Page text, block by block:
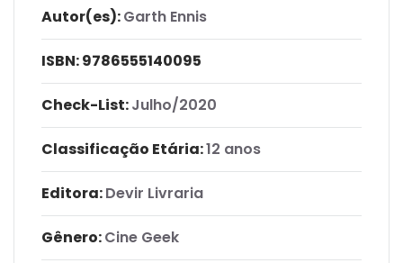
Autor(es):Garth Ennis
ISBN:9786555140095
Check-List:Julho/2020
Classificação Etária:12 anos
Editora:Devir Livraria
Gênero:Cine Geek